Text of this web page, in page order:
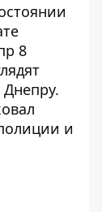
8
.
и